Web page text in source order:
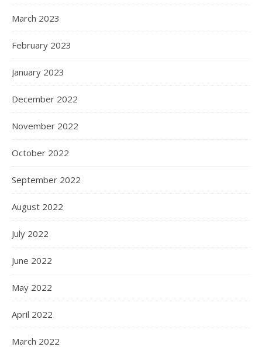
March 2023
February 2023
January 2023
December 2022
November 2022
October 2022
September 2022
August 2022
July 2022
June 2022
May 2022
April 2022
March 2022